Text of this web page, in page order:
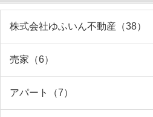
株式会社ゆふいん不動産（38）
売家（6）
アパート（7）